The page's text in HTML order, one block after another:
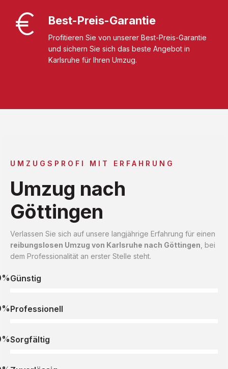
Best-Preis-Garantie
Profitieren Sie von unserer Best-Preis-Garantie
und sichern Sie sich das beste Angebot in
Karlsruhe für Ihren Umzug.
UMZUGSPROFI MIT ERFAHRUNG
Umzug nach
Göttingen
Verlassen Sie sich auf unsere langjährige Erfahrung für einen
reibungslosen Umzug von Karlsruhe nach Göttingen , bei
dem Professionalität an erster Stelle steht.
Günstig
Professionell
Sorgfältig